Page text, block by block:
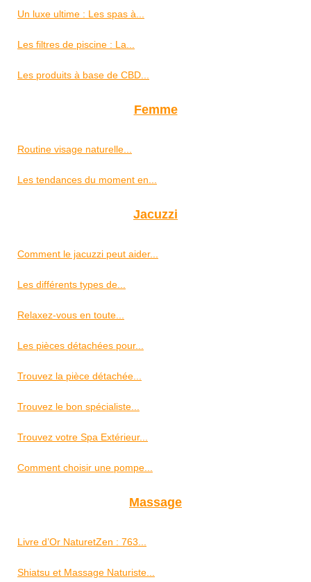
Un luxe ultime : Les spas à...
Les filtres de piscine : La...
Les produits à base de CBD...
Femme
Routine visage naturelle...
Les tendances du moment en...
Jacuzzi
Comment le jacuzzi peut aider...
Les différents types de...
Relaxez-vous en toute...
Les pièces détachées pour...
Trouvez la pièce détachée...
Trouvez le bon spécialiste...
Trouvez votre Spa Extérieur...
Comment choisir une pompe...
Massage
Livre d’Or NaturetZen : 763...
Shiatsu et Massage Naturiste...